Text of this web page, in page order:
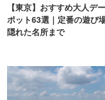
【東京】おすすめ大人デ
ポット63選｜定番の遊び
隠れた名所まで